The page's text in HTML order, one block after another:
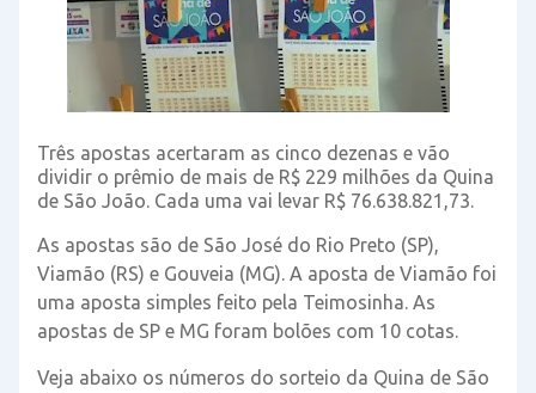
Três apostas acertaram as cinco dezenas e vão
dividir o prêmio de mais de R$ 229 milhões da Quina
de São João. Cada uma vai levar R$ 76.638.821,73.
As apostas são de São José do Rio Preto (SP),
Viamão (RS) e Gouveia (MG). A aposta de Viamão foi
uma aposta simples feito pela Teimosinha. As
apostas de SP e MG foram bolões com 10 cotas.
Veja abaixo os números do sorteio da Quina de São